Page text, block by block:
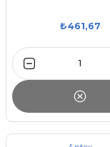
₺461,67